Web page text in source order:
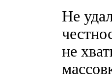
Не
не